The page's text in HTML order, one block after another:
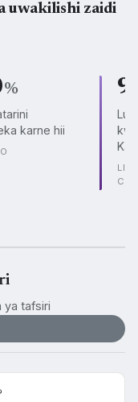
uwakilishi zaidi
%
karne hii
ya tafsiri